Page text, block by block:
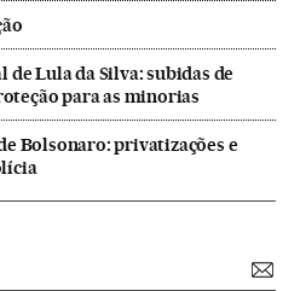
Lula da Silva: subidas de
para as minorias
Bolsonaro: privatizações e